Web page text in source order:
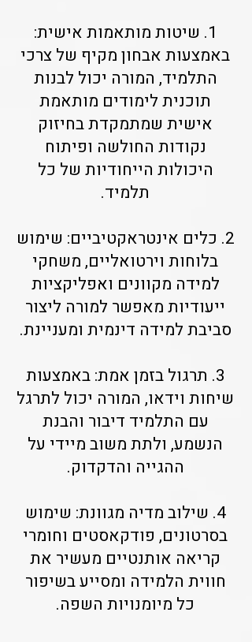
1. שיטות מותאמות אישית:
באמצעות אבחון מקיף של צרכי
התלמיד, המורה יכול לבנות
תוכנית לימודים מותאמת
אישית שמתמקדת בחיזוק
נקודות החולשה ופיתוח
היכולות הייחודיות של כל
תלמיד.
2. כלים אינטראקטיביים: שימוש
בלוחות וירטואליים, משחקי
למידה מקוונים ואפליקציות
ייעודיות מאפשר למורה ליצור
סביבת למידה דינמית ומעניינת.
3. תרגול בזמן אמת: באמצעות
שיחות וידאו, המורה יכול לתרגל
עם התלמיד דיבור והבנת
הנשמע, ולתת משוב מיידי על
ההגייה והדקדוק.
4. שילוב מדיה מגוונת: שימוש
בסרטונים, פודקאסטים וחומרי
קריאה אותנטיים מעשיר את
חווית הלמידה ומסייע בשיפור
כל מיומנויות השפה.